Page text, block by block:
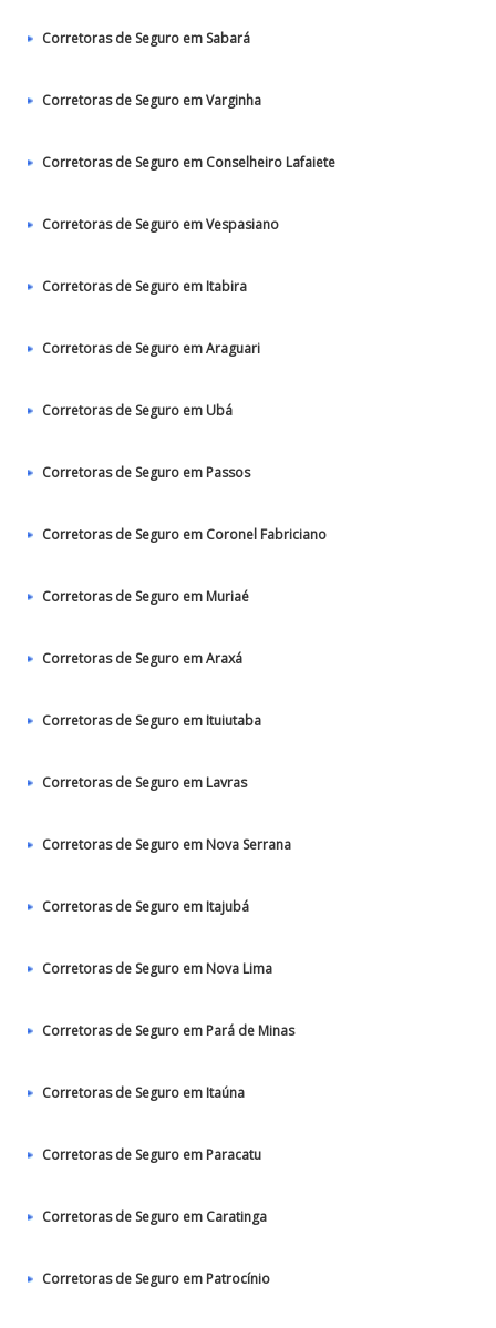
Corretoras de Seguro em Sabará
Corretoras de Seguro em Varginha
Corretoras de Seguro em Conselheiro Lafaiete
Corretoras de Seguro em Vespasiano
Corretoras de Seguro em Itabira
Corretoras de Seguro em Araguari
Corretoras de Seguro em Ubá
Corretoras de Seguro em Passos
Corretoras de Seguro em Coronel Fabriciano
Corretoras de Seguro em Muriaé
Corretoras de Seguro em Araxá
Corretoras de Seguro em Ituiutaba
Corretoras de Seguro em Lavras
Corretoras de Seguro em Nova Serrana
Corretoras de Seguro em Itajubá
Corretoras de Seguro em Nova Lima
Corretoras de Seguro em Pará de Minas
Corretoras de Seguro em Itaúna
Corretoras de Seguro em Paracatu
Corretoras de Seguro em Caratinga
Corretoras de Seguro em Patrocínio